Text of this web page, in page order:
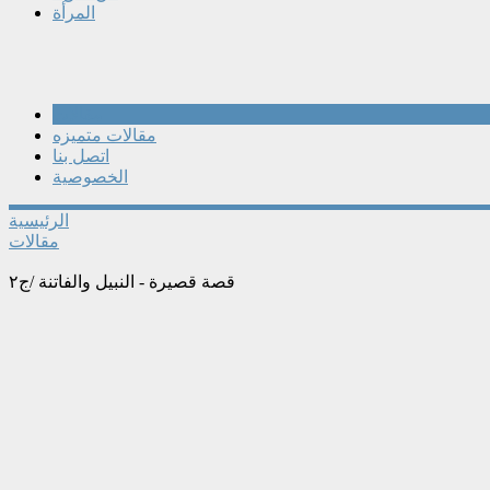
المرأة
مقالات متميزه
اتصل بنا
الخصوصية
الرئيسية
مقالات
قصة قصيرة - النبيل والفاتنة /ج٢